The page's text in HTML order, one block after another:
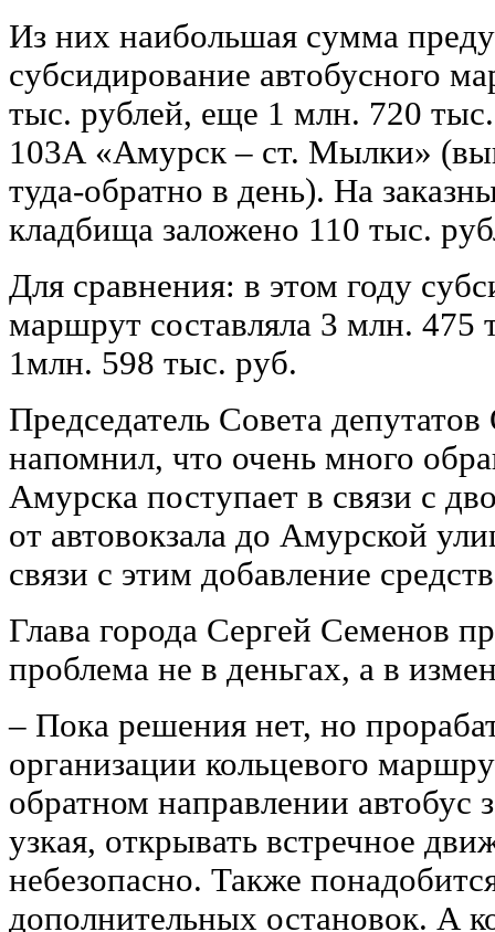
Из них наибольшая сумма
субсидирование автобусного
тыс. рублей, еще 1 млн. 720
103А «Амурск – ст. Мылки»
туда-обратно в день). На
кладбища заложено 110 тыс.
Для сравнения: в этом году
маршрут составляла 3 млн.
1млн. 598 тыс. руб.
Председатель Совета
напомнил, что очень много
Амурска поступает в связи с
от автовокзала до Амурской
связи с этим добавление
Глава города Сергей Семенов
проблема не в деньгах, а в
– Пока решения нет, но
организации кольцевого
обратном направлении автобус
узкая, открывать встречное
небезопасно. Также
дополнительных остановок. А